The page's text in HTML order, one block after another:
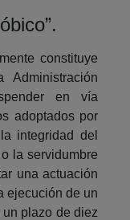
constituye
en vía
adoptados por
integridad del
la servidumbre
una actuación
ejecución de un
plazo de diez